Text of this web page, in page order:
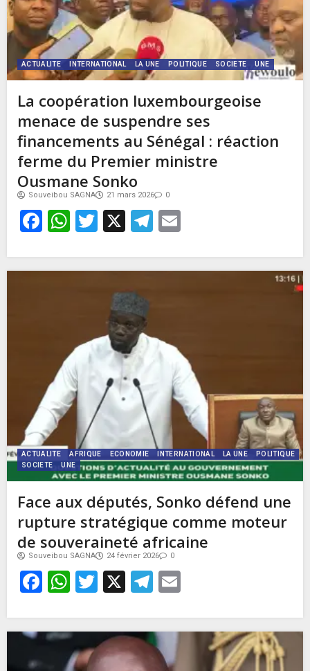
ACTUALITE INTERNATIONAL LA UNE POLITIQUE SOCIETE UNE
La coopération luxembourgeoise
menace de suspendre ses
financements au Sénégal : réaction
ferme du Premier ministre
Ousmane Sonko
Souveibou SAGNA 21 mars 2026 0
Facebook
WhatsApp
Twitter
X Telegram
ACTUALITE AFRIQUE ECONOMIE INTERNATIONAL LA UNE
POLITIQUE
SOCIETE
UNE
Face aux députés, Sonko défend une
rupture stratégique comme moteur
de souveraineté africaine
Souveibou SAGNA 24 février 2026 0
Facebook
WhatsApp
Twitter
X Telegram